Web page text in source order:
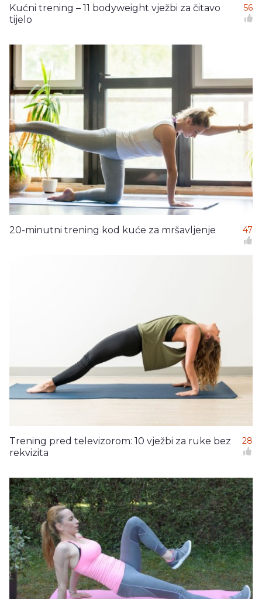
Kućni trening – 11 bodyweight vježbi za čitavo
tijelo
56
20-minutni trening kod kuće za mršavljenje 47
Trening pred televizorom: 10 vježbi za ruke bez
rekvizita
28